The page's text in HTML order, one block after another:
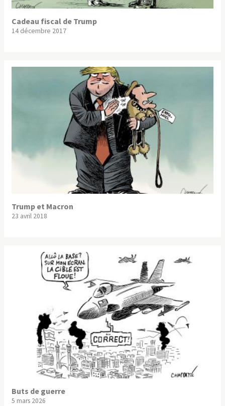
Cadeau fiscal de Trump
14 décembre 2017
Trump et Macron
23 avril 2018
Buts de guerre
5 mars 2026